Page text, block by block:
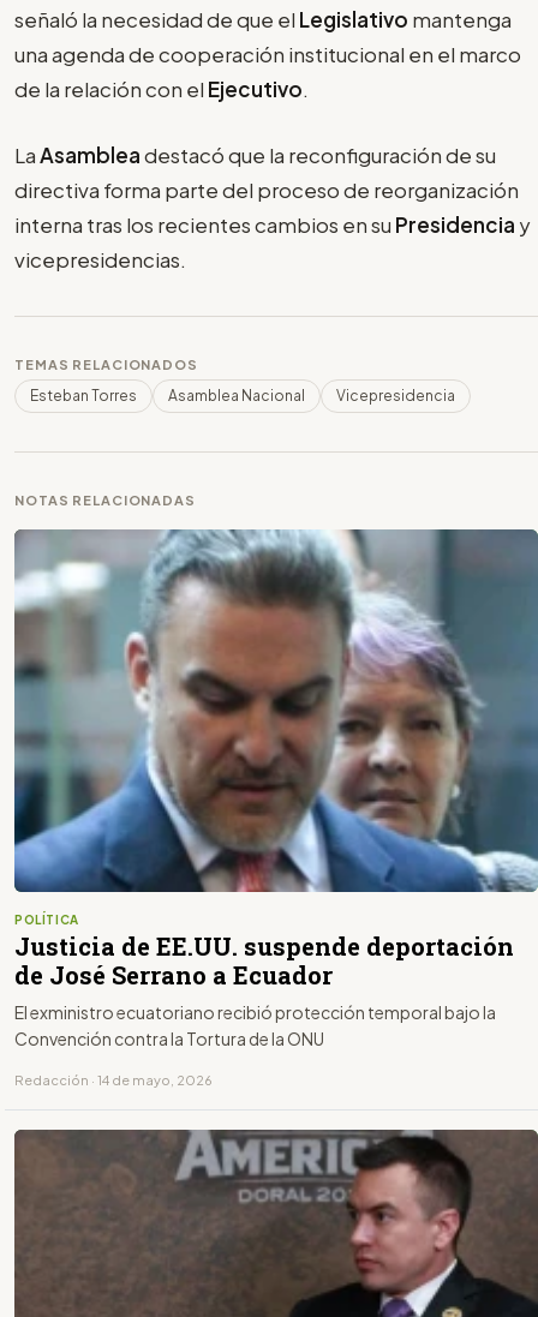
señaló la necesidad de que el Legislativo mantenga
una agenda de cooperación institucional en el marco
de la relación con el Ejecutivo.
LaAsambleadestacó que la reconfiguración de su
directiva forma parte del proceso de reorganización
interna tras los recientes cambios en su Presidencia y
vicepresidencias.
TEMAS RELACIONADOS
Esteban Torres Asamblea Nacional Vicepresidencia
NOTAS RELACIONADAS
POLÍTICA
Justicia de EE.UU. suspende deportación
de José Serrano a Ecuador
El exministro ecuatoriano recibió protección temporal bajo la
Convención contra la Tortura de la ONU
Redacción · 14 de mayo, 2026